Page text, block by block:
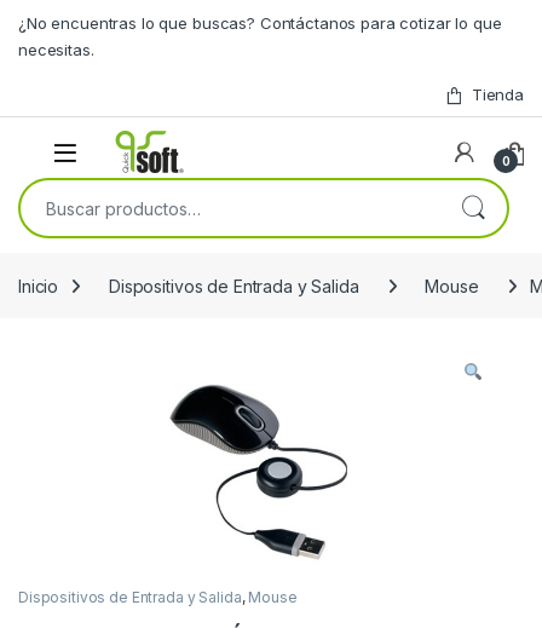
¿No encuentras lo que buscas? Contáctanos para cotizar lo que
necesitas.
Tienda
0
Buscar por:
Inicio Dispositivos de Entrada y Salida Mouse
Dispositivos de Entrada y Salida, Mouse